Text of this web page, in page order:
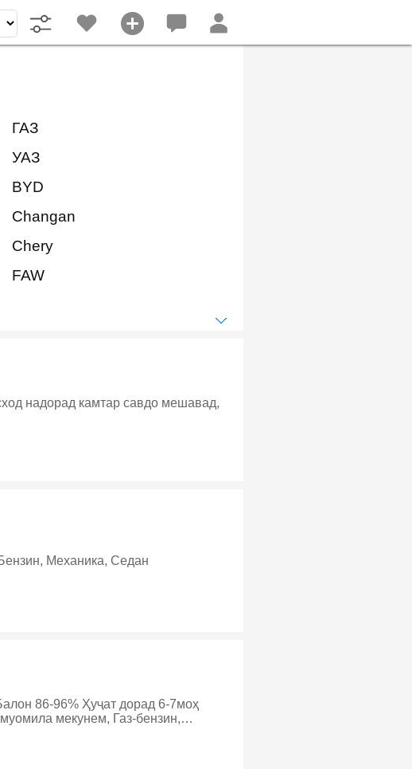
ГАЗ
УАЗ
BYD
Changan
Chery
FAW
надорад камтар савдо мешавад,
Механика, Седан
86-96% Ҳуҷат дорад 6-7моҳ
мекунем, Газ-бензин,